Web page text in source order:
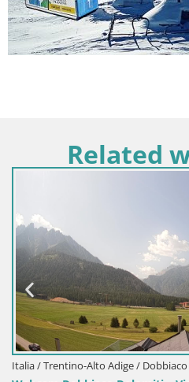
Related
Webcam Porto